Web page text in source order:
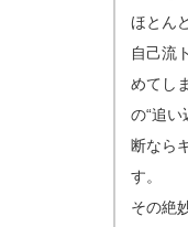
ほとん
自己流
めてし
の“追い
断なら
す。
その絶